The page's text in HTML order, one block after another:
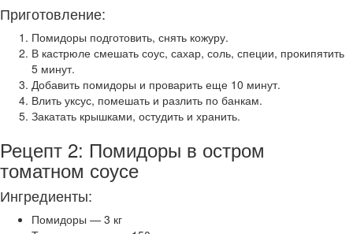
Приготовление:
Помидоры подготовить, снять кожуру.
В кастрюле смешать соус, сахар, соль, специи, прокипятить
5 минут.
Добавить помидоры и проварить еще 10 минут.
Влить уксус, помешать и разлить по банкам.
Закатать крышками, остудить и хранить.
Рецепт 2: Помидоры в остром
томатном соусе
Ингредиенты:
Помидоры — 3 кг